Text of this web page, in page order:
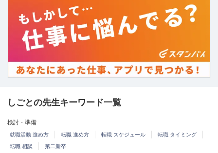
しごとの先生キーワード一覧
検討・準備
就職活動 進め方 転職 進め方 転職 スケジュール
転職 タイミング
転職 相談
第二新卒